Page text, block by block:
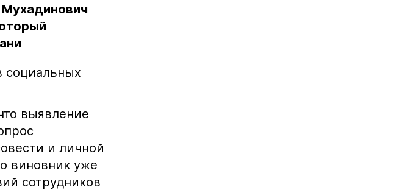
социальных
выявление
и личной
виновник уже
сотрудников